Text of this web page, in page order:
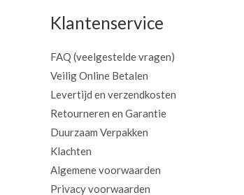
Klantenservice
FAQ (veelgestelde vragen)
Veilig Online Betalen
Levertijd en verzendkosten
Retourneren en Garantie
Duurzaam Verpakken
Klachten
Algemene voorwaarden
Privacy voorwaarden